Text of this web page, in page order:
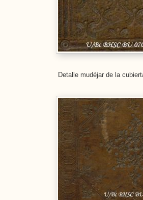
Detalle mudéjar de la